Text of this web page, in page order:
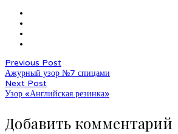
Previous Post
Ажурный узор №7 спицами
Next Post
Узор «Английская резинка»
Добавить комментарий